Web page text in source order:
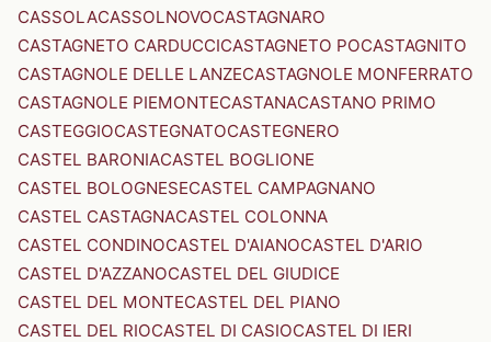
CASSOLACASSOLNOVOCASTAGNARO
CASTAGNETO CARDUCCICASTAGNETO POCASTAGNITO
CASTAGNOLE DELLE LANZECASTAGNOLE MONFERRATO
CASTAGNOLE PIEMONTECASTANACASTANO PRIMO
CASTEGGIOCASTEGNATOCASTEGNERO
CASTEL BARONIACASTEL BOGLIONE
CASTEL BOLOGNESECASTEL CAMPAGNANO
CASTEL CASTAGNACASTEL COLONNA
CASTEL CONDINOCASTEL D'AIANOCASTEL D'ARIO
CASTEL D'AZZANOCASTEL DEL GIUDICE
CASTEL DEL MONTECASTEL DEL PIANO
CASTEL DEL RIOCASTEL DI CASIOCASTEL DI IERI